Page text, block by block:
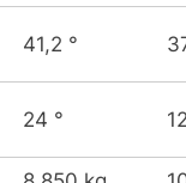
41,2 °
24 °